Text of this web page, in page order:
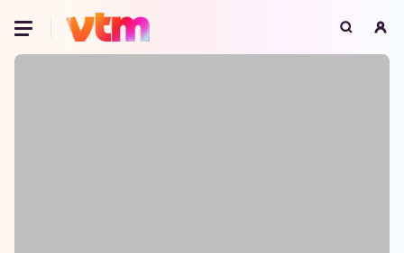
Oeps, browser niet ondersteund